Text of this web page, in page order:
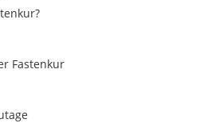
Fastenkur